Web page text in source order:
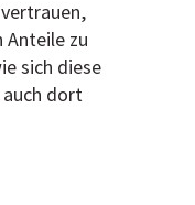
Anteile zu
sich diese
auch dort